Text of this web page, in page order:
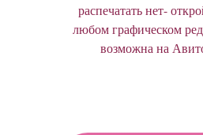
распечатать нет-
любом графическом
возможна на